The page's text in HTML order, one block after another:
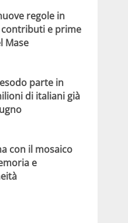
regole in
e prime
Mase
parte in
di italiani già
con il mosaico
e